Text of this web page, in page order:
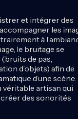
et intégrer des
les
à
le bruitage se
de pas,
d’objets) afin de
d’une scène.
véritable artisan qui
des sonorités